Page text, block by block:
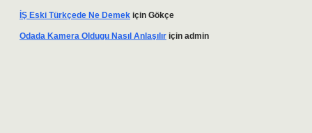
İŞ Eski Türkçede Ne Demek için Gökçe
Odada Kamera Oldugu Nasıl Anlaşılır için admin